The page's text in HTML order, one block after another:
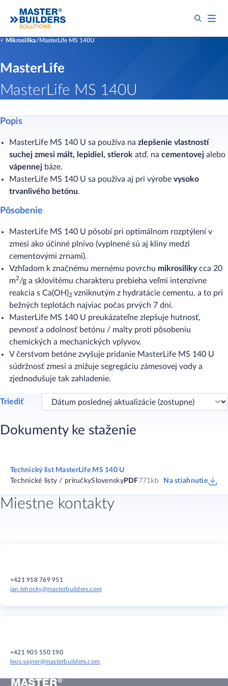
Mikrosilika MasterLife MS 140U
MasterLife
MasterLife MS 140U
Popis
MasterLife MS 140 U sa používa na zlepšenie vlastností
suchej zmesi mált, lepidiel, stierok atď. na cementovej alebo
vápennej báze.
MasterLife MS 140 U sa používa aj pri výrobe vysoko
trvanlivého betónu.
Pôsobenie
MasterLife MS 140 U pôsobí pri optimálnom rozptýlení v
zmesi ako účinné plnivo (vyplnené sú aj kliny medzi
cementovými zrnami).
Vzhľadom k značnému mernému povrchu mikrosilikycca 20
m2/g a sklovitému charakteru prebieha veľmi intenzívne
reakcia s Ca(OH)2 vzniknutým z hydratácie cementu, a to pri
bežných teplotách najviac počas prvých 7 dní.
MasterLife MS 140 U preukázateľne zlepšuje hutnosť,
pevnosť a odolnosť betónu / malty proti pôsobeniu
chemických a mechanických vplyvov.
V čerstvom betóne zvyšuje pridanie MasterLife MS 140 U
súdržnosť zmesi a znižuje segregáciu zámesovej vody a
zjednodušuje tak zahladenie.
Triediť
Dokumenty ke staženie
Technický list MasterLife MS 140 U
Technické listy / príručkySlovenskyPDF 771kb Na stiahnutie
Miestne kontakty
+421 918 769 951​​​​
jan.lehocky@masterbuilders.com
+421 905 550 190​​​​
leos.vajner@masterbuilders.com